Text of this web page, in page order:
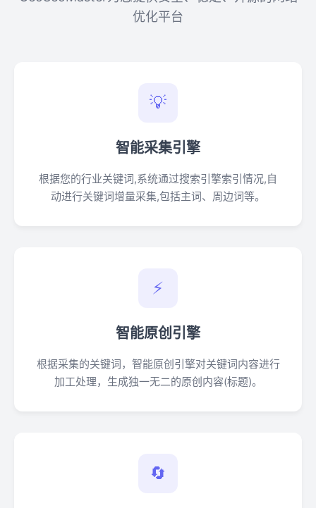
优化平台
💡
智能采集引擎
根据您的行业关键词,系统通过搜索引擎索引情况,自
动进行关键词增量采集,包括主词、周边词等。
⚡
智能原创引擎
根据采集的关键词，智能原创引擎对关键词内容进行
加工处理，生成独一无二的原创内容(标题)。
🔄